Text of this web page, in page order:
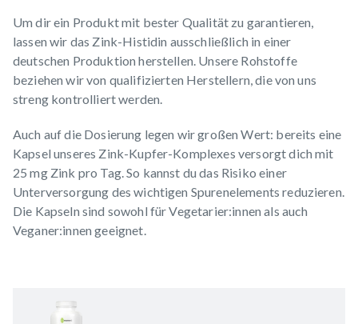
Um dir ein Produkt mit bester Qualität zu garantieren,
lassen wir das Zink-Histidin ausschließlich in einer
deutschen Produktion herstellen. Unsere Rohstoffe
beziehen wir von qualifizierten Herstellern, die von uns
streng kontrolliert werden.
Auch auf die Dosierung legen wir großen Wert: bereits eine
Kapsel unseres Zink-Kupfer-Komplexes versorgt dich mit
25 mg Zink pro Tag. So kannst du das Risiko einer
Unterversorgung des wichtigen Spurenelements reduzieren.
Die Kapseln sind sowohl für Vegetarier:innen als auch
Veganer:innen geeignet.